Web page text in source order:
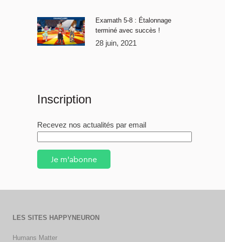
Examath 5-8 : Étalonnage
terminé avec succès !
28 juin, 2021
Inscription
Recevez nos actualités par email
Je m'abonne
LES SITES HAPPYNEURON
Humans Matter